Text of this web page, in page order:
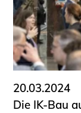
20.03.2024
Die IK-Bau